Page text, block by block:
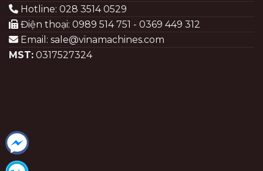
Hotline: 028 3514 0529
Điện thoại: 0989 514 751 - 0369 449 312
Email: sale@vinamachines.com
MST: 0317527324